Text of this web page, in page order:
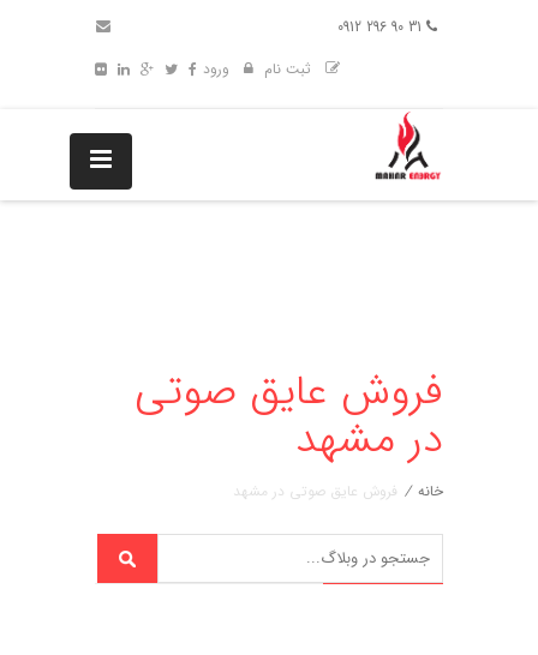
ثبت نام
ورود
فروش عایق صوتی
در مشهد
خانه / فروش عایق صوتی در مشهد